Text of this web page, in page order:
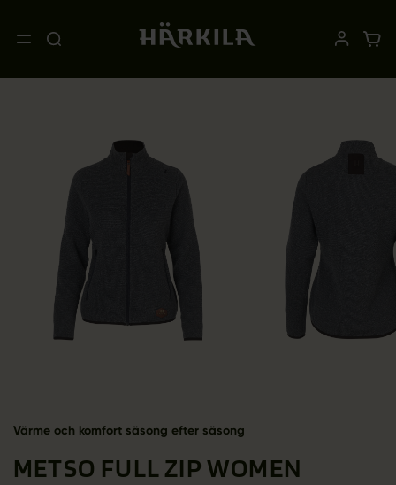
Värme och komfort säsong efter säsong
METSO FULL ZIP WOMEN